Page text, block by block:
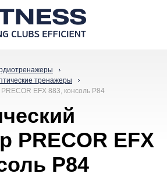
тренажеры
EFX 883, консоль P84
PRECOR EFX
P84